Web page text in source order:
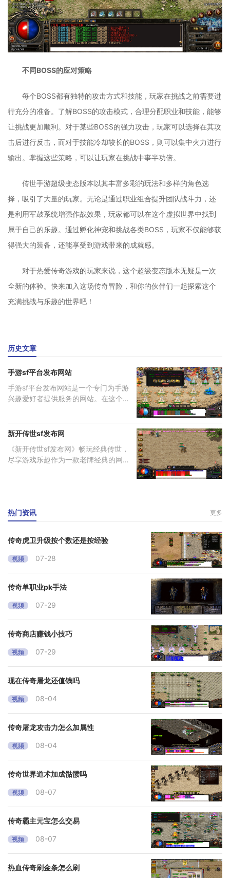
不同BOSS的应对策略
每个BOSS都有独特的攻击方式和技能，玩家在挑战之前需要进
行充分的准备。了解BOSS的攻击模式，合理分配职业和技能，能够
让挑战更加顺利。对于某些BOSS的强力攻击，玩家可以选择在其攻
击后进行反击，而对于技能冷却较长的BOSS，则可以集中火力进行
输出。掌握这些策略，可以让玩家在挑战中事半功倍。
传世手游超级变态版本以其丰富多彩的玩法和多样的角色选
择，吸引了大量的玩家。无论是通过职业组合提升团队战斗力，还
是利用军鼓系统增强作战效果，玩家都可以在这个虚拟世界中找到
属于自己的乐趣。通过孵化神宠和挑战各类BOSS，玩家不仅能够获
得强大的装备，还能享受到游戏带来的成就感。
对于热爱传奇游戏的玩家来说，这个超级变态版本无疑是一次
全新的体验。快来加入这场传奇冒险，和你的伙伴们一起探索这个
充满挑战与乐趣的世界吧！
历史文章
手游sf平台发布网站
手游sf平台发布网站是一个专门为手游
兴趣爱好者提供服务的网站。在这个网
新开传世sf发布网
《新开传世sf发布网》畅玩经典传世，
尽享游戏乐趣作为一款老牌经典的网络
热门资讯 更多
传奇虎卫升级按个数还是按经验
视频 07-28
传奇单职业pk手法
视频 07-29
传奇商店赚钱小技巧
视频 07-29
现在传奇屠龙还值钱吗
视频 08-04
传奇屠龙攻击力怎么加属性
视频 08-04
传奇世界道术加成骷髅吗
视频 08-07
传奇霸主元宝怎么交易
视频 08-07
热血传奇刷金条怎么刷